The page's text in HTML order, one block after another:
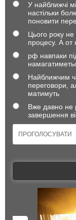
У найближчі
настільки
поновити
Цього року
процесу. А от
рф навпаки
Найближчим
переговори,
матимуть
Вже давно не
завершення